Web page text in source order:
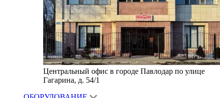
Центральный офис в городе Павлодар по улице
Гагарина, д. 54/1